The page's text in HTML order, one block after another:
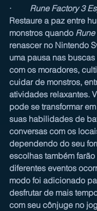
· Rune Factory 3
Restaure a paz entre
monstros quando
renascer no Nintendo
uma pausa nas
com os moradores,
cuidar de monstros,
atividades relaxantes.
pode se transformar
suas habilidades de
conversas com os
dependendo do seu
escolhas também
diferentes eventos
modo foi adicionado
desfrutar de mais
com seu cônjuge no